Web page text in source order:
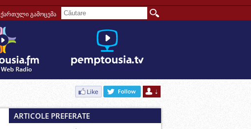
ქართული გამოცემა
ARTICOLE PREFERATE